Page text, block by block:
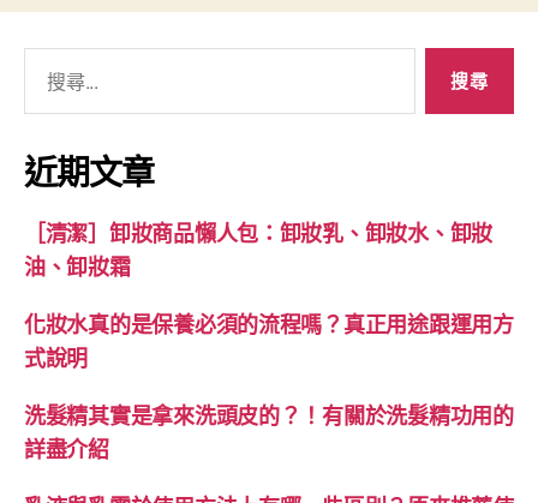
關
鍵
字:
近期文章
［清潔］卸妝商品懶人包：卸妝乳、卸妝水、卸妝
油、卸妝霜
化妝水真的是保養必須的流程嗎？真正用途跟運用方
式說明
洗髮精其實是拿來洗頭皮的？！有關於洗髮精功用的
詳盡介紹